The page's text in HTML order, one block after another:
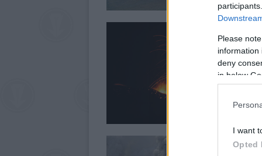
Please
information
deny
in below
I want
Opted